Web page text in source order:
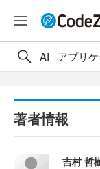
AI アプリ
著者情報
吉村 哲